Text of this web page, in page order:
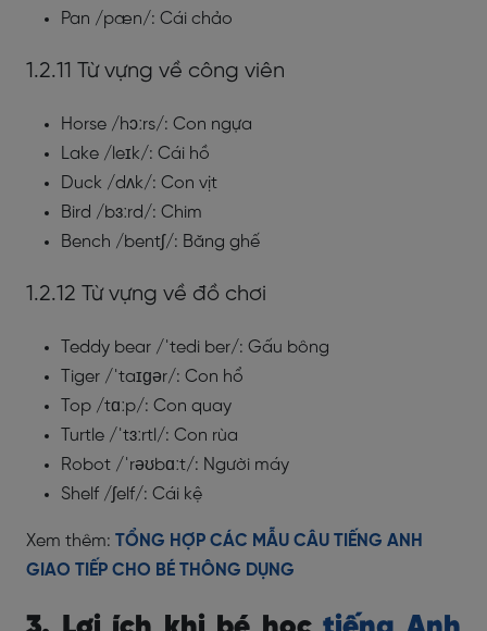
Pan /pæn/: Cái chảo
1.2.11 Từ vựng về công viên
Horse /hɔːrs/: Con ngựa
Lake /leɪk/: Cái hồ
Duck /dʌk/: Con vịt
Bird /bɜːrd/: Chim
Bench /bentʃ/: Băng ghế
1.2.12 Từ vựng về đồ chơi
Teddy bear /ˈtedi ber/: Gấu bông
Tiger /ˈtaɪɡər/: Con hổ
Top /tɑːp/: Con quay
Turtle /ˈtɜːrtl/: Con rùa
Robot /ˈrəʊbɑːt/: Người máy
Shelf /ʃelf/: Cái kệ
Xem thêm: TỔNG HỢP CÁC MẪU CÂU TIẾNG ANH
GIAO TIẾP CHO BÉ THÔNG DỤNG